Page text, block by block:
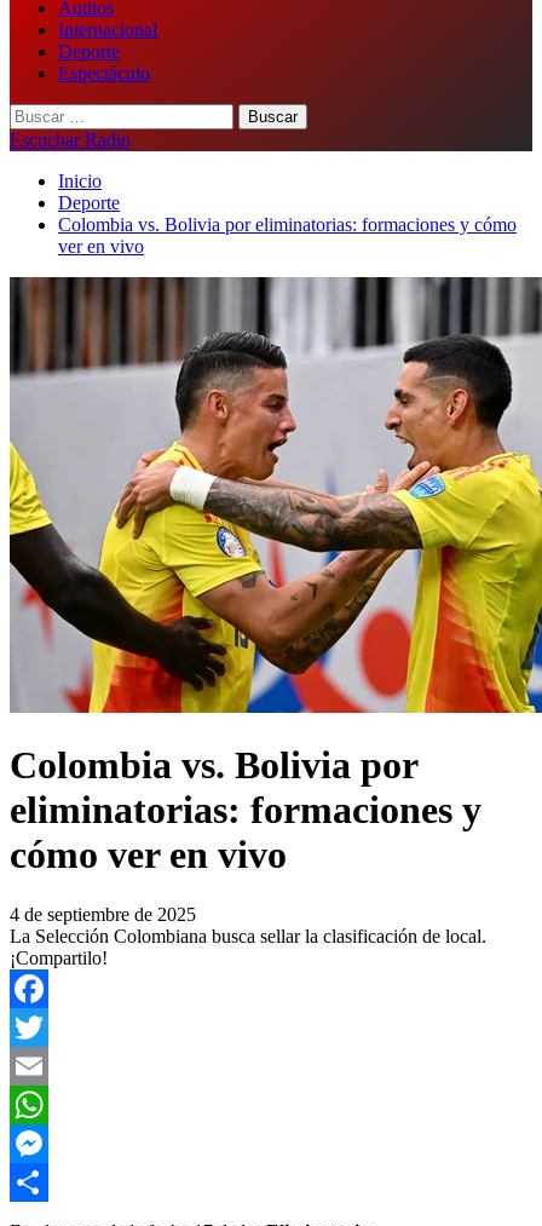
Audios
Internacional
Deporte
Espectáculo
Buscar:
Escuchar Radio
Inicio
Deporte
Colombia vs. Bolivia por eliminatorias: formaciones y cómo
ver en vivo
Colombia vs. Bolivia por
eliminatorias: formaciones y
cómo ver en vivo
4 de septiembre de 2025
La Selección Colombiana busca sellar la clasificación de local.
¡Compartilo!
Facebook
Twitter
Email
WhatsApp
Messenger
Compartir